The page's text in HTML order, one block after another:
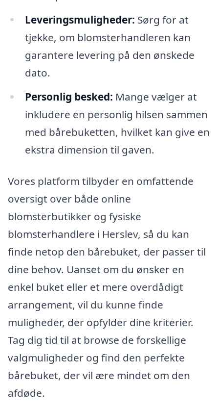
Leveringsmuligheder: Sørg for at
tjekke, om blomsterhandleren kan
garantere levering på den ønskede
dato.
Personlig besked: Mange vælger at
inkludere en personlig hilsen sammen
med bårebuketten, hvilket kan give en
ekstra dimension til gaven.
Vores platform tilbyder en omfattende
oversigt over både online
blomsterbutikker og fysiske
blomsterhandlere i Herslev, så du kan
finde netop den bårebuket, der passer til
dine behov. Uanset om du ønsker en
enkel buket eller et mere overdådigt
arrangement, vil du kunne finde
muligheder, der opfylder dine kriterier.
Tag dig tid til at browse de forskellige
valgmuligheder og find den perfekte
bårebuket, der vil ære mindet om den
afdøde.